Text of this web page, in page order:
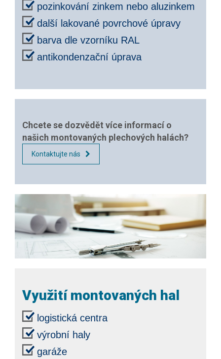
pozinkování zinkem nebo aluzinkem
další lakované povrchové úpravy
barva dle vzorníku RAL
antikondenzační úprava
Chcete se dozvědět více informací o
našich montovaných plechových halách?
Kontaktujte nás
Využití montovaných hal
logistická centra
výrobní haly
garáže